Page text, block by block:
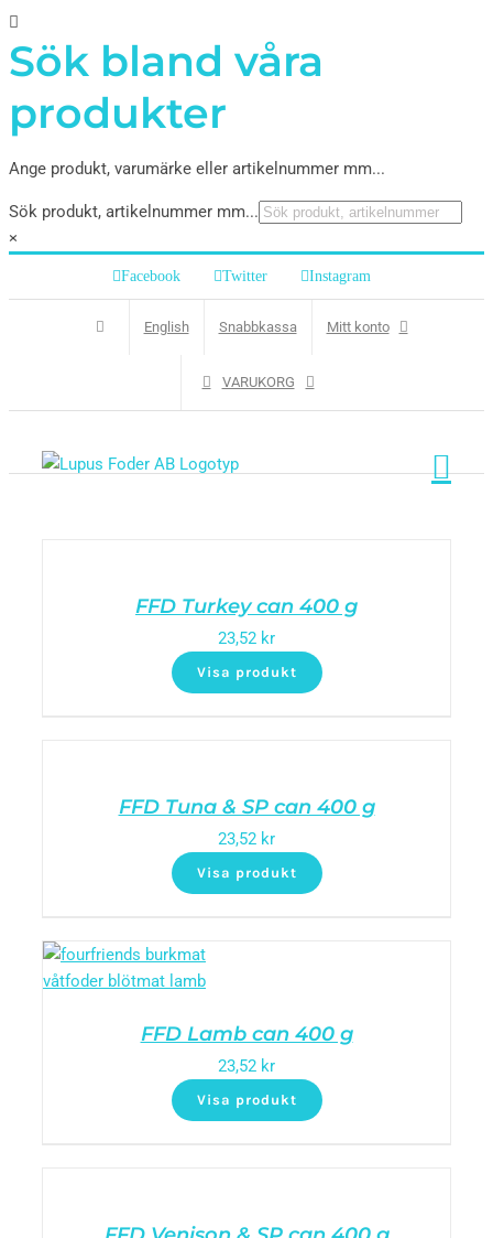
Sök bland våra
produkter
Ange produkt, varumärke eller artikelnummer mm...
Sök produkt, artikelnummer mm...
×
Facebook Twitter Instagram
English Snabbkassa Mitt konto
VARUKORG
FFD Turkey can 400 g
23,52 kr
Visa produkt
FFD Tuna & SP can 400 g
23,52 kr
Visa produkt
FFD Lamb can 400 g
23,52 kr
Visa produkt